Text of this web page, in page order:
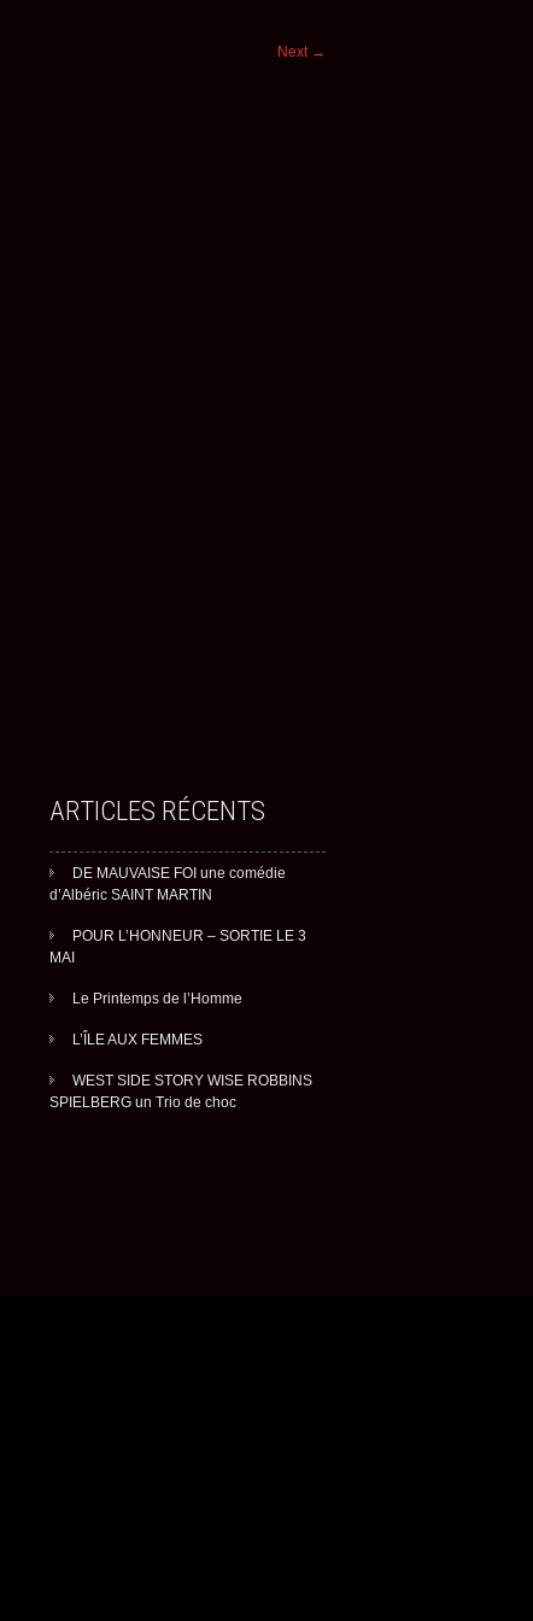
Next →
ARTICLES RÉCENTS
DE MAUVAISE FOI une comédie
d’Albéric SAINT MARTIN
POUR L’HONNEUR – SORTIE LE 3
MAI
Le Printemps de l’Homme
L’ÎLE AUX FEMMES
WEST SIDE STORY WISE ROBBINS
SPIELBERG un Trio de choc